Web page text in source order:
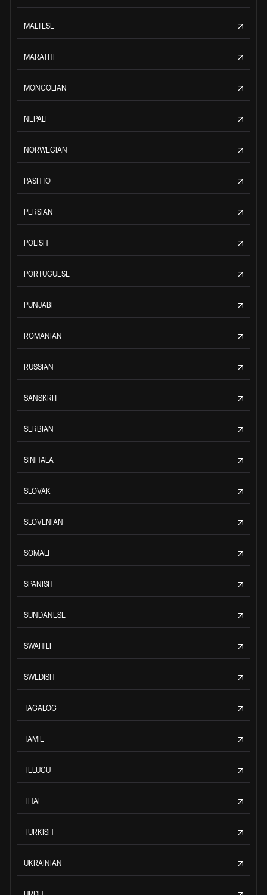
MALTESE
MARATHI
MONGOLIAN
NEPALI
NORWEGIAN
PASHTO
PERSIAN
POLISH
PORTUGUESE
PUNJABI
ROMANIAN
RUSSIAN
SANSKRIT
SERBIAN
SINHALA
SLOVAK
SLOVENIAN
SOMALI
SPANISH
SUNDANESE
SWAHILI
SWEDISH
TAGALOG
TAMIL
TELUGU
THAI
TURKISH
UKRAINIAN